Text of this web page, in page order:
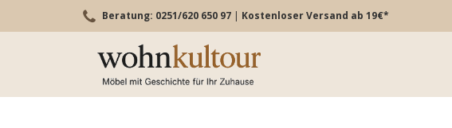
Beratung: 0251/620 650 97 | Kostenloser Versand ab 19€*